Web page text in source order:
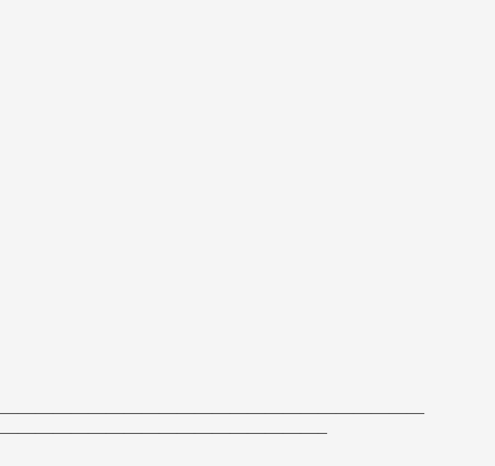
————————————————————————
——————————————————–